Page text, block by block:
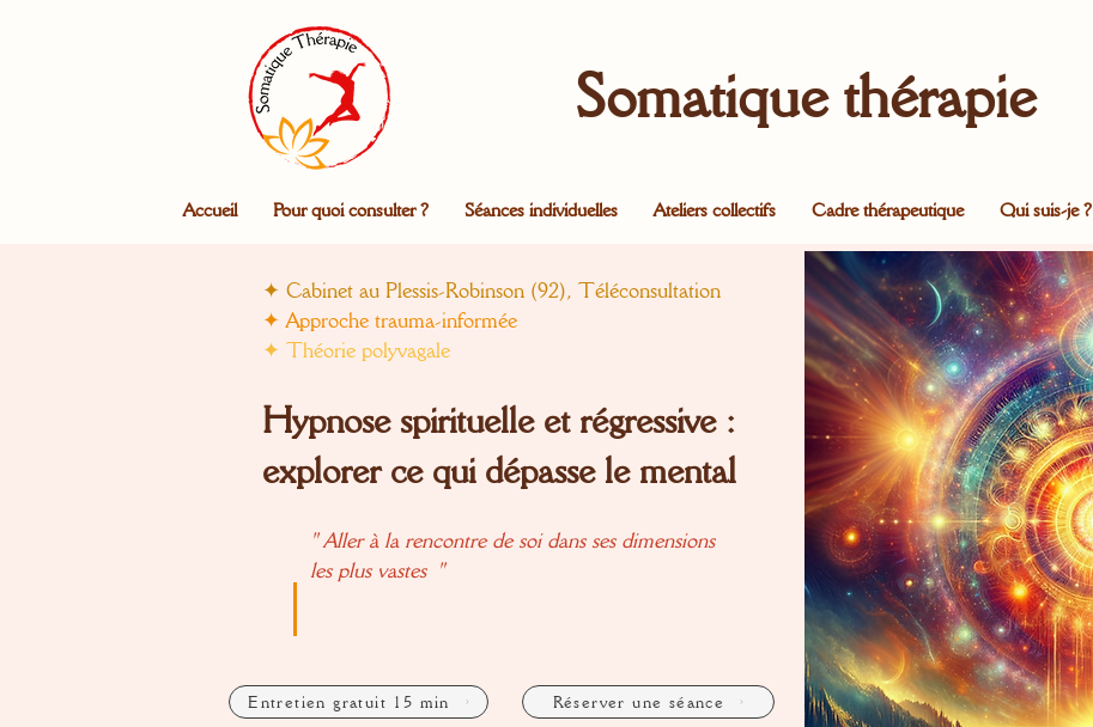
Somatique thérapie
Accueil Pour quoi consulter ? Séances individuelles Ateliers collectifs Cadre thérapeutique Qui suis-je ?
✦ Cabinet au Plessis-Robinson (92), Téléconsultation
✦ Approche trauma-informée
✦ Théorie polyvagale
Hypnose spirituelle et régressive :
explorer ce qui dépasse le mental
" Aller à la rencontre de soi dans ses dimensions
les plus vastes "
Entretien gratuit 15 min Réserver une séance